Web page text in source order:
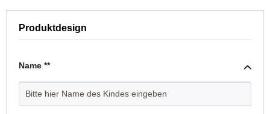
Produktdesign
Name **